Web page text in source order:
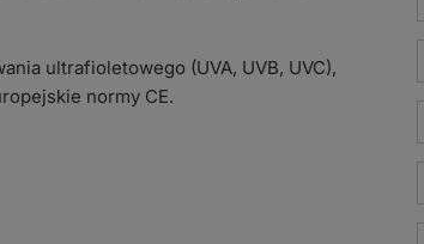
ultrafioletowego (UVA, UVB, UVC),
normy CE.